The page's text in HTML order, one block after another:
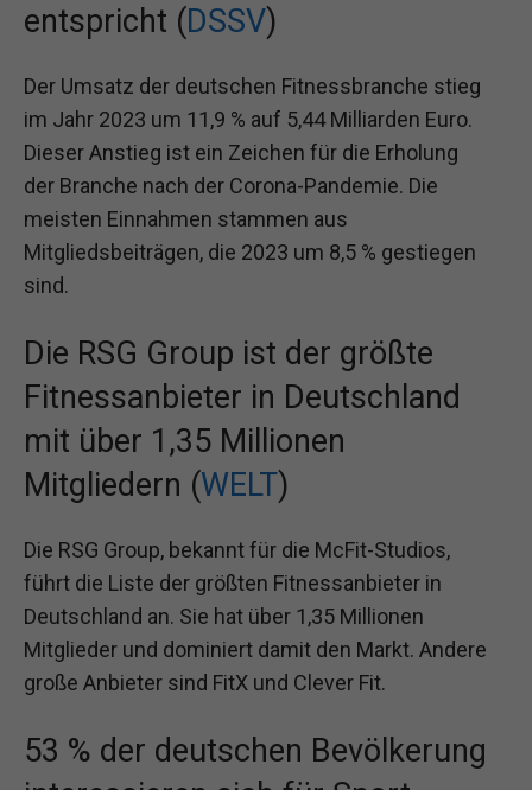
entspricht (DSSV)
Der Umsatz der deutschen Fitnessbranche stieg
im Jahr 2023 um 11,9 % auf 5,44 Milliarden Euro.
Dieser Anstieg ist ein Zeichen für die Erholung
der Branche nach der Corona-Pandemie. Die
meisten Einnahmen stammen aus
Mitgliedsbeiträgen, die 2023 um 8,5 % gestiegen
sind.
Die RSG Group ist der größte
Fitnessanbieter in Deutschland
mit über 1,35 Millionen
Mitgliedern (WELT)
Die RSG Group, bekannt für die McFit-Studios,
führt die Liste der größten Fitnessanbieter in
Deutschland an. Sie hat über 1,35 Millionen
Mitglieder und dominiert damit den Markt. Andere
große Anbieter sind FitX und Clever Fit.
53 % der deutschen Bevölkerung